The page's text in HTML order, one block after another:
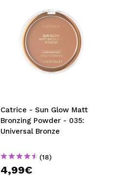
Catrice - Sun Glow Matt
Bronzing Powder - 035:
Universal Bronze
(18)
4,99€